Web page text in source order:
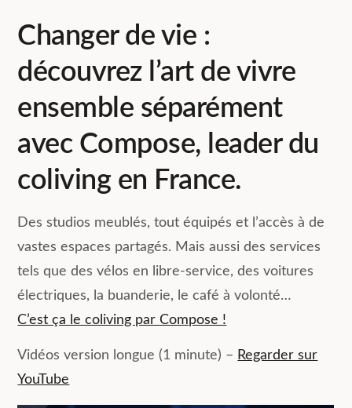
Changer de vie :
découvrez l’art de vivre
ensemble séparément
avec Compose, leader du
coliving en France.
Des studios meublés, tout équipés et l’accès à de
vastes espaces partagés. Mais aussi des services
tels que des vélos en libre-service, des voitures
électriques, la buanderie, le café à volonté…
C’est ça le coliving par Compose !
Vidéos version longue (1 minute) – Regarder sur
YouTube